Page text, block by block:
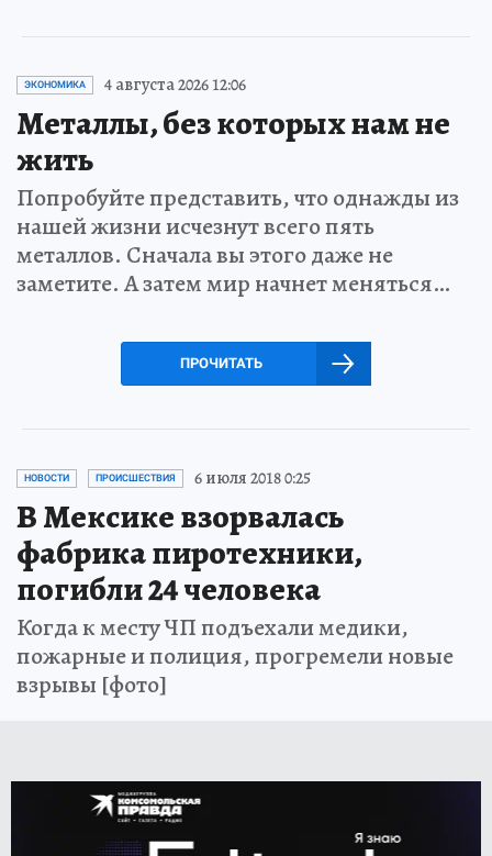
ЭКОНОМИКА 4 августа 2026 12:06
Металлы, без которых нам не
жить
Попробуйте представить, что однажды из
нашей жизни исчезнут всего пять
металлов. Сначала вы этого даже не
заметите. А затем мир начнет меняться…
ПРОЧИТАТЬ
НОВОСТИ ПРОИСШЕСТВИЯ 6 июля 2018 0:25
В Мексике взорвалась
фабрика пиротехники,
погибли 24 человека
Когда к месту ЧП подъехали медики,
пожарные и полиция, прогремели новые
взрывы [фото]